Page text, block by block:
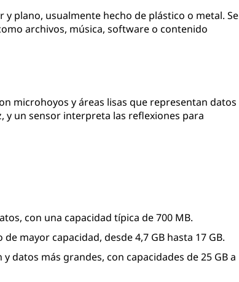
plano, usualmente hecho de plástico o metal. Se
archivos, música, software o contenido
microhoyos y áreas lisas que representan datos
y un sensor interpreta las reflexiones para
con una capacidad típica de 700 MB.
de mayor capacidad, desde 4,7 GB hasta 17 GB.
datos más grandes, con capacidades de 25 GB a